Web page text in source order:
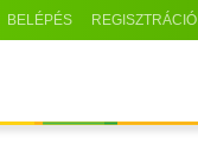
BELÉPÉS REGISZTRÁCIÓ